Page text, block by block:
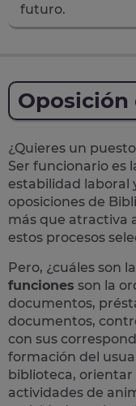
futuro.
Oposición
¿Quieres un
Ser funcionario es
estabilidad laboral
oposiciones de
más que atractiva
estos procesos
Pero, ¿cuáles son
funciones son la
documentos,
documentos,
con sus
formación del
biblioteca, orientar
actividades de